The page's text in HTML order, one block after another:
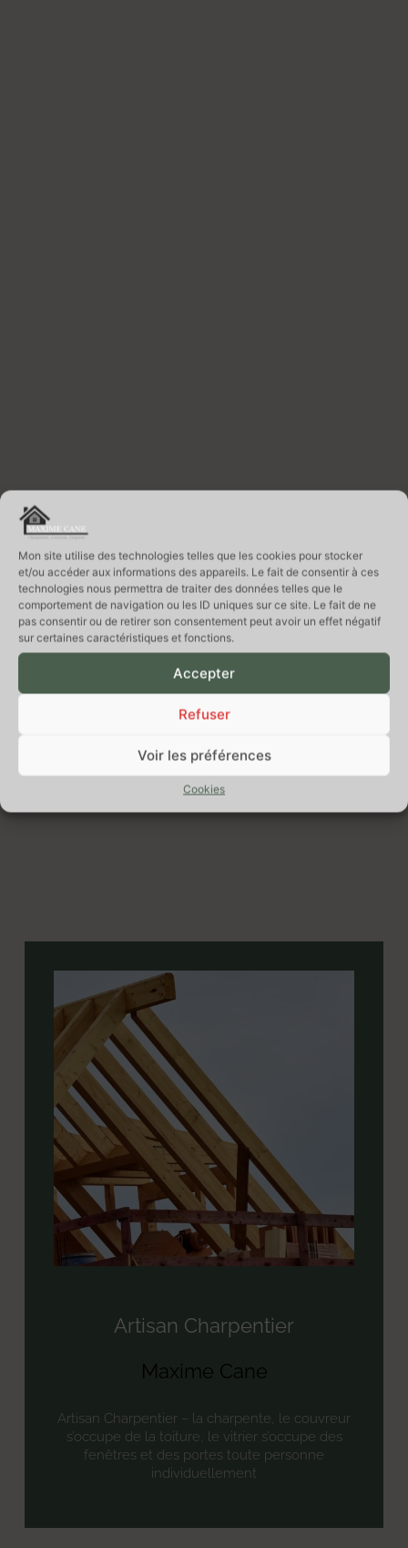
Mon site utilise des technologies telles que les cookies pour stocker
et/ou accéder aux informations des appareils. Le fait de consentir à ces
technologies nous permettra de traiter des données telles que le
comportement de navigation ou les ID uniques sur ce site. Le fait de ne
pas consentir ou de retirer son consentement peut avoir un effet négatif
sur certaines caractéristiques et fonctions.
Accepter
Refuser
Voir les préférences
Cookies
Artisan Charpentier
Maxime Cane
Artisan Charpentier – la charpente, le couvreur
s’occupe de la toiture, le vitrier s’occupe des
fenêtres et des portes toute personne
individuellement